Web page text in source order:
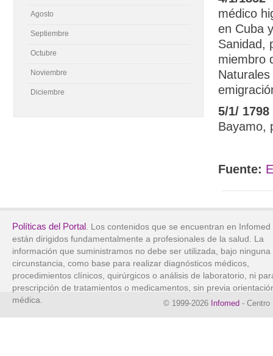
médico
en Cuba
Sanidad,
miembro
5/1/ 1798
Bayamo,
Fuente:
Agosto
Septiembre
Octubre
Noviembre
Diciembre
Políticas del Portal. Los contenidos que se encuentran en Infomed
están dirigidos fundamentalmente a profesionales de la salud. La
información que suministramos no debe ser utilizada, bajo ninguna
circunstancia, como base para realizar diagnósticos médicos,
procedimientos clínicos, quirúrgicos o análisis de laboratorio, ni
prescripción de tratamientos o medicamentos, sin previa
médica.
© 1999-2026 Infomed - Centro